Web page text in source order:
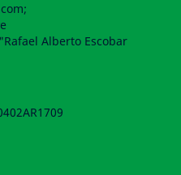
Alberto Escobar